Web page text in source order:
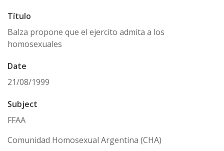
Título
Balza propone que el ejercito admita a los
homosexuales
Date
21/08/1999
Subject
FFAA
Comunidad Homosexual Argentina (CHA)